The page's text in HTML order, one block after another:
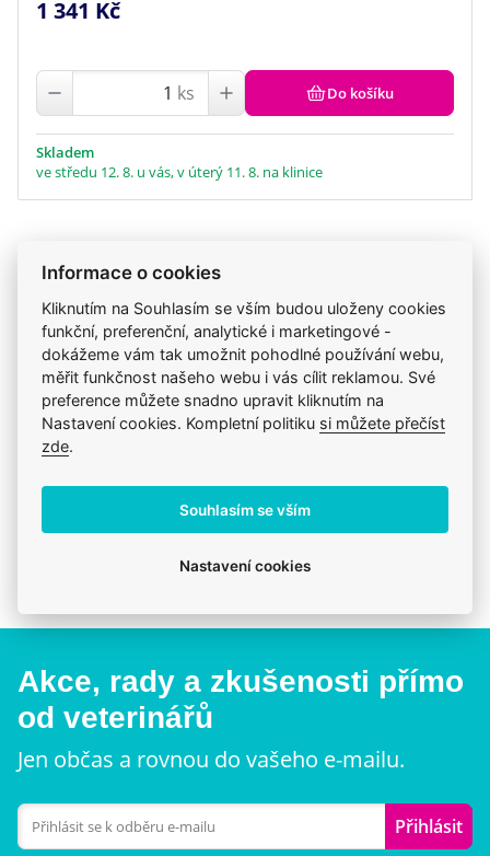
1 341 Kč
ks Do košíku
Skladem
ve středu 12. 8. u vás, v úterý 11. 8. na klinice
Jsme zkušení veterináři
Mazlíčkům pomáháme denně již 20 let.
Vždy odborně poradíme
Pomůžeme s výběrem, výživou i problémem.
Prodáváme to, čemu věříme
Klinika v Prostějově
Přijďte se poradit nebo vyzvednout zboží osobně.
Akce, rady a zkušenosti přímo
od veterinářů
Jen občas a rovnou do vašeho e-mailu.
Přihlásit
Informace o cookies
Kliknutím na Souhlasím se vším budou uloženy cookies
funkční, preferenční, analytické i marketingové -
dokážeme vám tak umožnit pohodlné používání webu,
měřit funkčnost našeho webu i vás cílit reklamou. Své
preference můžete snadno upravit kliknutím na
Nastavení cookies. Kompletní politiku si můžete přečíst
zde.
Souhlasím se vším
Nastavení cookies